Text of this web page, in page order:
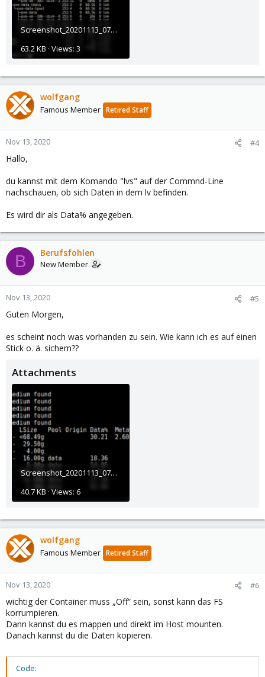
Screenshot_20201113_071337.png
63.2 KB · Views: 3
wolfgang
Famous Member Retired Staff
Nov 13, 2020 #4
Hallo,
du kannst mit dem Komando "lvs" auf der Commnd-Line
nachschauen, ob sich Daten in dem lv befinden.
Es wird dir als Data% angegeben.
B Berufsfohlen
New Member
Nov 13, 2020 #5
Guten Morgen,
es scheint noch was vorhanden zu sein. Wie kann ich es auf einen
Stick o. ä. sichern??
Attachments
Screenshot_20201113_073348.png
40.7 KB · Views: 6
wolfgang
Famous Member Retired Staff
Nov 13, 2020 #6
wichtig der Container muss „Off“ sein, sonst kann das FS
korrumpieren.
Dann kannst du es mappen und direkt im Host mounten.
Danach kannst du die Daten kopieren.
Code: